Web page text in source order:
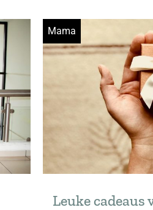
Mama
Leuke cadeaus